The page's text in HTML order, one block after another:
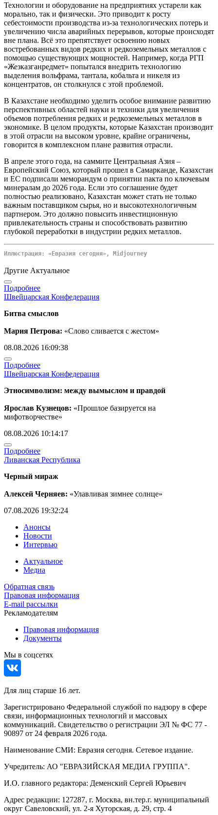
Технологии и оборудование на предприятиях устарели как
морально, так и физически. Это приводит к росту
себестоимости производства из-за технологических потерь и
увеличению числа аварийных перерывов, которые происходят
вне плана. Всё это препятствует освоению новых
востребованных видов редких и редкоземельных металлов с
помощью существующих мощностей. Например, когда РГП
«Жезказганредмет» попытался внедрить технологию
выделения вольфрама, тантала, кобальта и никеля из
концентратов, он столкнулся с этой проблемой.
В Казахстане необходимо уделить особое внимание развитию
перспективных областей науки и техники для увеличения
объемов потребления редких и редкоземельных металлов в
экономике. В целом продукты, которые Казахстан производит
в этой отрасли на высоком уровне, крайне ограничены,
говорится в комплексном плане развития отрасли.
В апреле этого года, на саммите Центральная Азия –
Европейский Союз, который прошел в Самарканде, Казахстан
и ЕС подписали меморандум о принятии пакта по ключевым
минералам до 2026 года. Если это соглашение будет
полностью реализовано, Казахстан может стать не только
важным поставщиком сырья, но и высокотехнологичным
партнером. Это должно повысить инвестиционную
привлекательность страны и способствовать развитию
глубокой переработки в индустрии редких металлов.
Иллюстрация: «Евразия сегодня», Midjourney
Другие Актуальное
Подробнее
Швейцарская Конфедерация
Битва смыслов
Мария Петрова: «Слово сливается с жестом»
08.08.2026 16:09:38
Подробнее
Швейцарская Конфедерация
Этносимволизм: между вымыслом и правдой
Ярослав Кузнецов: «Прошлое базируется на
мифотворчестве»
08.08.2026 10:14:17
Подробнее
Ливанская Республика
Черный мираж
Алексей Черняев: «Улавливая зимнее солнце»
07.08.2026 19:32:24
Анонсы
Новости
Интервью
Актуальное
Медиа
Обратная связь
Правовая информация
E-mail рассылки
Рекламодателям
Правовая информация
Документы
Мы в соцсетях
Для лиц старше 16 лет.
Зарегистрировано Федеральной службой по надзору в сфере
связи, информационных технологий и массовых
коммуникаций. Свидетельство о регистрации ЭЛ № ФС 77 -
90897 от 24 февраля 2026 года.
Наименование СМИ: Евразия сегодня. Сетевое издание.
Учредитель: АО "ЕВРАЗИЙСКАЯ МЕДИА ГРУППА".
И.О. главного редактора: Деменский Сергей Юрьевич
Адрес редакции: 127287, г. Москва, вн.тер.г. муниципальный
округ Савеловский, ул. 2-я Хуторская, д. 29, стр. 4